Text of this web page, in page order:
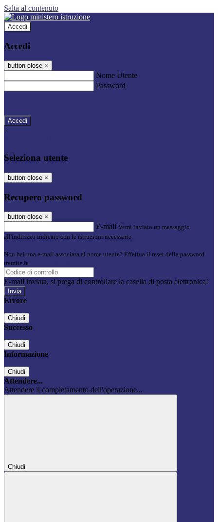
Salta al contenuto
Accedi
Accedi
button close ×
Nome Utente
Password
-
Seleziona utente
button close ×
Recupero password
button close ×
E-mail Verrà inviato un messaggio
all'indirizzo indicato con le istruzioni necessarie.
Non hai una e-mail associata al nome utente? Effettua il reset della password
tramite la
E-mail inviata, si prega di controllare la casella di posta elettronica!
Errore
Chiudi
Successo
Chiudi
Informazione
Chiudi
Attendere...
Attendere il completamento dell'operazione...
Chiudi